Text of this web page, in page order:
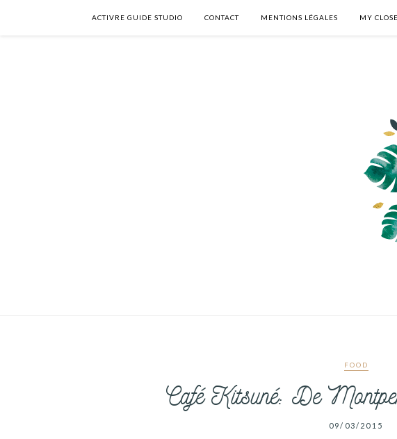
ACTIVRE GUIDE STUDIO CONTACT MENTIONS LÉGALES MY
FOOD
Café Kitsuné: De
09/03/2015